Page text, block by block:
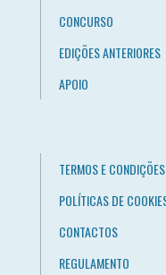
CONCURSO
EDIÇÕES ANTERIORES
APOIO
TERMOS E CONDIÇÕES
POLÍTICAS DE
CONTACTOS
REGULAMENTO